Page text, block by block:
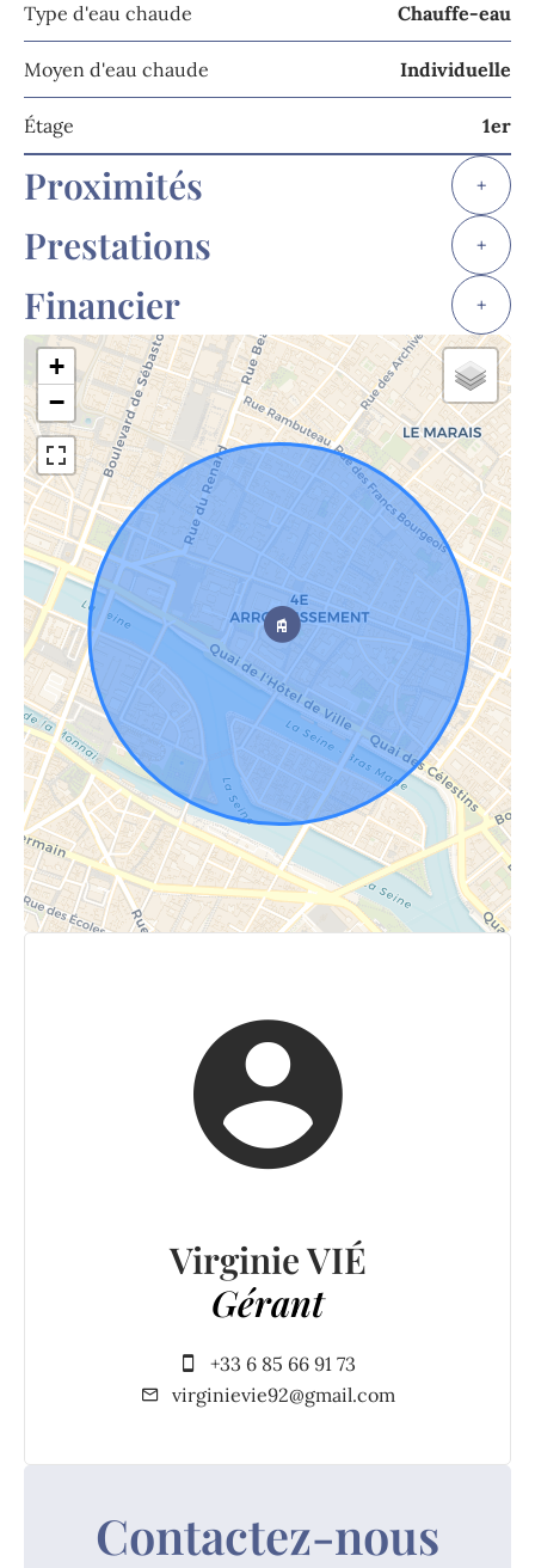
Type d'eau chaude Chauffe-eau
Moyen d'eau chaude Individuelle
Étage 1er
Proximités +
Prestations +
Financier +
+
−
Virginie VIÉ
Gérant
+33 6 85 66 91 73
virginievie92@gmail.com
Contactez-nous